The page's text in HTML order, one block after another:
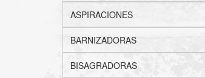
ASPIRACIONES
BARNIZADORAS
BISAGRADORAS